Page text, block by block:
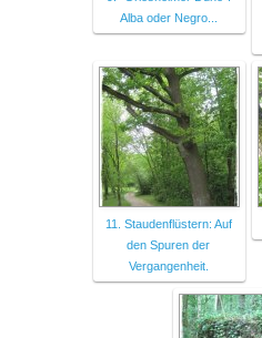
Alba oder Negro...
11. Staudenflüstern: Auf
den Spuren der
Vergangenheit.